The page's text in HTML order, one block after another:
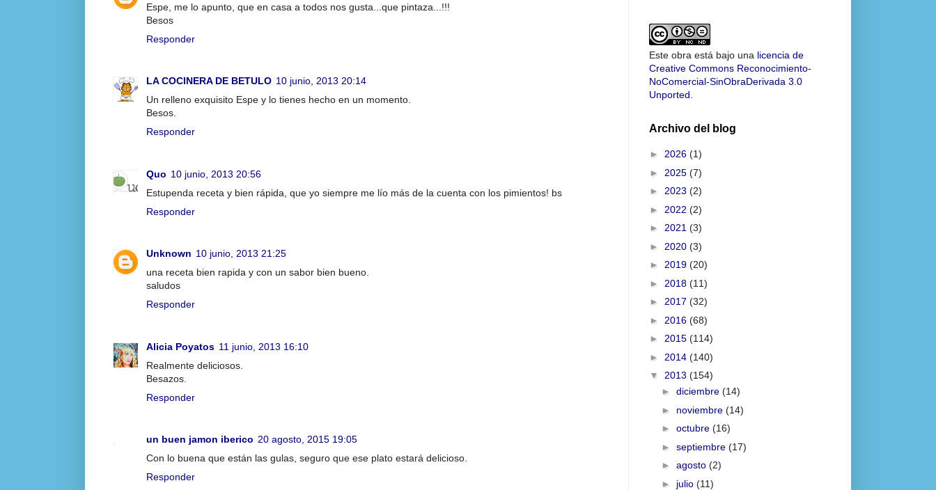
Espe, me lo apunto, que en casa a todos nos gusta...que pintaza...!!!
Besos
Responder
LA COCINERA DE BETULO 10 junio, 2013 20:14
Un relleno exquisito Espe y lo tienes hecho en un momento.
Besos.
Responder
Quo 10 junio, 2013 20:56
Estupenda receta y bien rápida, que yo siempre me lío más de la cuenta con los pimientos! bs
Responder
Unknown 10 junio, 2013 21:25
una receta bien rapida y con un sabor bien bueno.
saludos
Responder
Alicia Poyatos 11 junio, 2013 16:10
Realmente deliciosos.
Besazos.
Responder
un buen jamon iberico 20 agosto, 2015 19:05
Con lo buena que están las gulas, seguro que ese plato estará delicioso.
Responder
Este obra está bajo una licencia de
Creative Commons Reconocimiento-
NoComercial-SinObraDerivada 3.0
Unported
Archivo del blog
► 2026 (1)
► 2025 (7)
► 2023 (2)
► 2022 (2)
► 2021 (3)
► 2020 (3)
► 2019 (20)
► 2018 (11)
► 2017 (32)
► 2016 (68)
► 2015 (114)
► 2014 (140)
▼ 2013 (154)
► diciembre (14)
► noviembre (14)
► octubre (16)
► septiembre (17)
► agosto (2)
► julio (11)